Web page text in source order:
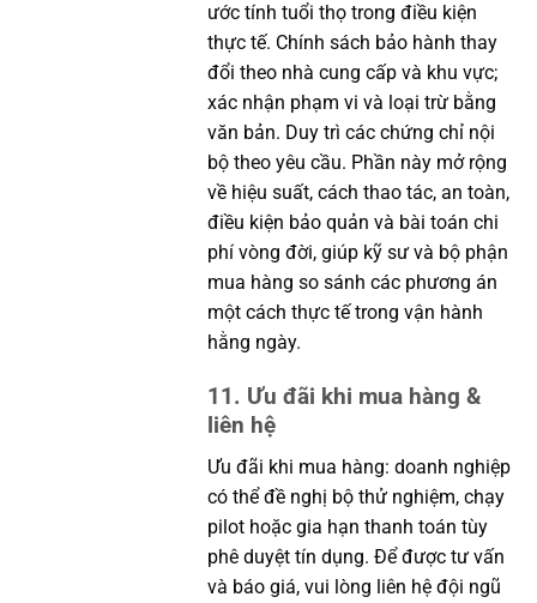
ước tính tuổi thọ trong điều kiện
thực tế. Chính sách bảo hành thay
đổi theo nhà cung cấp và khu vực;
xác nhận phạm vi và loại trừ bằng
văn bản. Duy trì các chứng chỉ nội
bộ theo yêu cầu. Phần này mở rộng
về hiệu suất, cách thao tác, an toàn,
điều kiện bảo quản và bài toán chi
phí vòng đời, giúp kỹ sư và bộ phận
mua hàng so sánh các phương án
một cách thực tế trong vận hành
hằng ngày.
11. Ưu đãi khi mua hàng &
liên hệ
Ưu đãi khi mua hàng: doanh nghiệp
có thể đề nghị bộ thử nghiệm, chạy
pilot hoặc gia hạn thanh toán tùy
phê duyệt tín dụng. Để được tư vấn
và báo giá, vui lòng liên hệ đội ngũ